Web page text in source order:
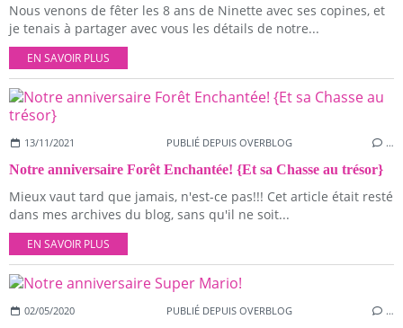
Nous venons de fêter les 8 ans de Ninette avec ses copines, et
je tenais à partager avec vous les détails de notre...
EN SAVOIR PLUS
13/11/2021 PUBLIÉ DEPUIS OVERBLOG …
Notre anniversaire Forêt Enchantée! {Et sa Chasse au trésor}
Mieux vaut tard que jamais, n'est-ce pas!!! Cet article était resté
dans mes archives du blog, sans qu'il ne soit...
EN SAVOIR PLUS
02/05/2020 PUBLIÉ DEPUIS OVERBLOG …